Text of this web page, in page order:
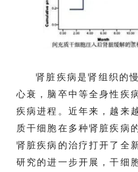
肾脏疾病是肾组织的
心衰，脑卒中等全身性疾
疾病进程。近年来，越来
质干细胞在多种肾脏疾病
肾脏疾病的治疗打开了全
研究的进一步开展，干细